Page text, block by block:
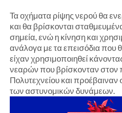
Τα οχήματα ρίψης νερού θα
και θα βρίσκονται
σημεία, ενώ η κίνηση και
ανάλογα με τα επεισόδια που
είχαν χρησιμοποιηθεί
νεαρών που βρίσκονταν στον
Πολυτεχνείου και προέβαιναν
των αστυνομικών δυνάμεων.